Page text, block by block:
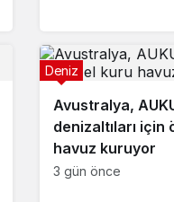
Avustralya,
denizaltıları için
havuz kuruyor
Deniz
3 gün önce